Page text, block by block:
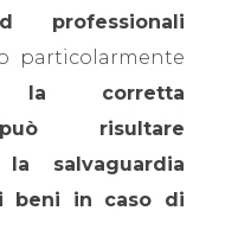
professionali
particolarmente
la corretta
risultare
salvaguardia
beni in caso di